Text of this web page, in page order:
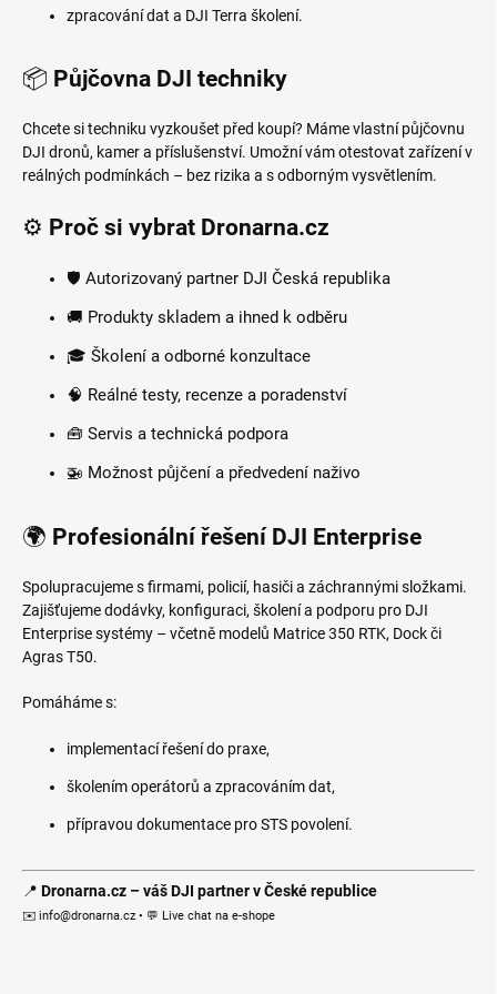
zpracování dat a DJI Terra školení.
📦 Půjčovna DJI techniky
Chcete si techniku vyzkoušet před koupí? Máme vlastní půjčovnu
DJI dronů, kamer a příslušenství. Umožní vám otestovat zařízení v
reálných podmínkách – bez rizika a s odborným vysvětlením.
⚙️ Proč si vybrat Dronarna.cz
🛡️ Autorizovaný partner DJI Česká republika
🚚 Produkty skladem a ihned k odběru
🎓 Školení a odborné konzultace
🧠 Reálné testy, recenze a poradenství
🧰 Servis a technická podpora
🚁 Možnost půjčení a předvedení naživo
🌍 Profesionální řešení DJI Enterprise
Spolupracujeme s firmami, policií, hasiči a záchrannými složkami.
Zajišťujeme dodávky, konfiguraci, školení a podporu pro DJI
Enterprise systémy – včetně modelů Matrice 350 RTK, Dock či
Agras T50.
Pomáháme s:
implementací řešení do praxe,
školením operátorů a zpracováním dat,
přípravou dokumentace pro STS povolení.
📍 Dronarna.cz – váš DJI partner v České republice
✉️ info@dronarna.cz • 💬 Live chat na e-shope